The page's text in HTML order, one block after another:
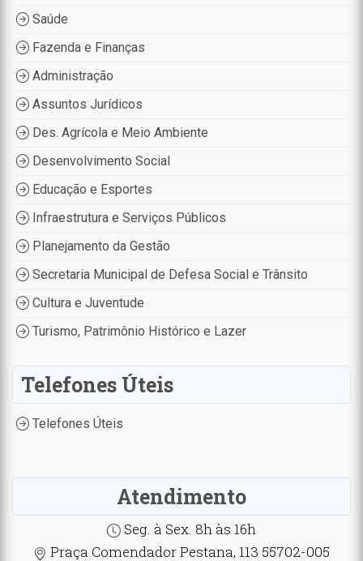
Saúde
Fazenda e Finanças
Administração
Assuntos Jurídicos
Des. Agrícola e Meio Ambiente
Desenvolvimento Social
Educação e Esportes
Infraestrutura e Serviços Públicos
Planejamento da Gestão
Secretaria Municipal de Defesa Social e Trânsito
Cultura e Juventude
Turismo, Patrimônio Histórico e Lazer
Telefones Úteis
Telefones Úteis
Atendimento
Seg. à Sex. 8h às 16h
Praça Comendador Pestana, 113 55702-005